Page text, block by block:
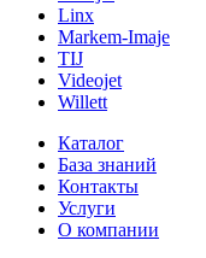
Linx
Markem-Imaje
TIJ
Videojet
Willett
Каталог
База знаний
Контакты
Услуги
О компании